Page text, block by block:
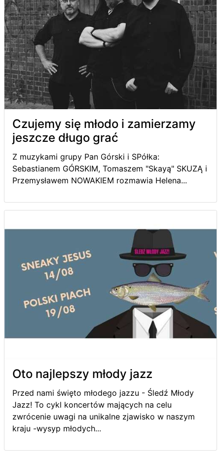
Czujemy się młodo i zamierzamy
jeszcze długo grać
Z muzykami grupy Pan Górski i SPółka:
Sebastianem GÓRSKIM, Tomaszem "Skayą" SKUZĄ i
Przemysławem NOWAKIEM rozmawia Helena...
Oto najlepszy młody jazz
Przed nami święto młodego jazzu - Śledź Młody
Jazz! To cykl koncertów mających na celu
zwrócenie uwagi na unikalne zjawisko w naszym
kraju -wysyp młodych...